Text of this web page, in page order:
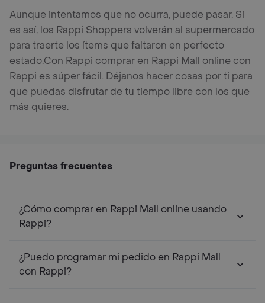
Aunque intentamos que no ocurra, puede pasar. Si
es así, los Rappi Shoppers volverán al supermercado
para traerte los ítems que faltaron en perfecto
estado.Con Rappi comprar en Rappi Mall online con
Rappi es súper fácil. Déjanos hacer cosas por ti para
que puedas disfrutar de tu tiempo libre con los que
más quieres.
Preguntas frecuentes
¿Cómo comprar en Rappi Mall online usando
Rappi?
¿Puedo programar mi pedido en Rappi Mall
con Rappi?